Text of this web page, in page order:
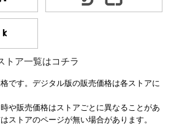
トア一覧はコチラ
です。デジタル版の販売価格は各ストアに
や販売価格はストアごとに異なることがあ
ストアのページが無い場合があります。